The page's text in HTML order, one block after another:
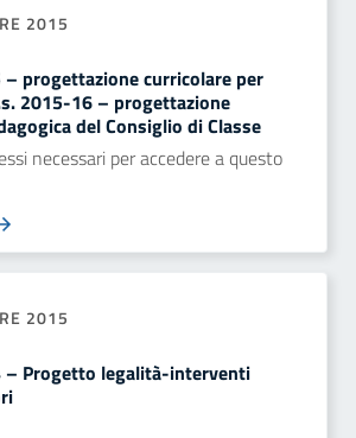
2015
– progettazione curricolare per
2015-16 – progettazione
del Consiglio di Classe
necessari per accedere a questo
2015
– Progetto legalità-interventi